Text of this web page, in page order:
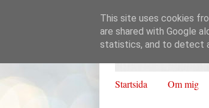
Startsida Om mig
This site uses cookies
are shared with Google
statistics, and to detect